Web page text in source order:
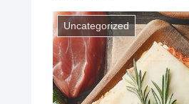
Uncategorized